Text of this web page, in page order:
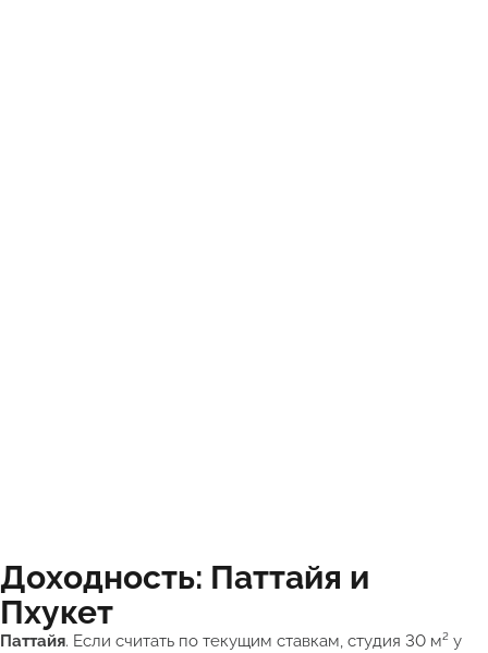
Доходность: Паттайя и
Пхукет
Паттайя. Если считать по текущим ставкам, студия 30 м² у